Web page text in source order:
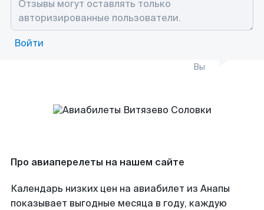
Войти
Вы
Про авиаперелеты на нашем сайте
Календарь низких цен на авиабилет из Анапы
показывает выгодные месяца в году, каждую